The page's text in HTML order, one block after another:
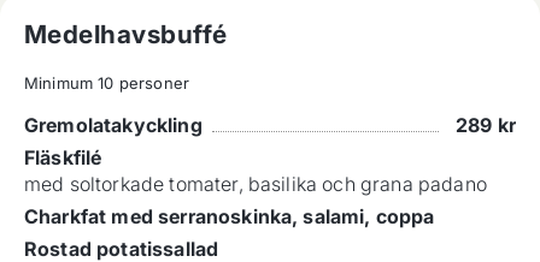
Medelhavsbuffé
Minimum 10 personer
Gremolatakyckling 289 kr
Fläskfilé
med soltorkade tomater, basilika och grana padano
Charkfat med serranoskinka, salami, coppa
Rostad potatissallad